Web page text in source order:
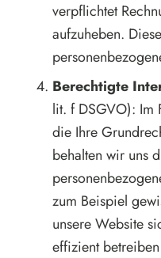
verpflichtet
aufzuheben.
Berechtigte
lit. f DSGVO): Im
die Ihre
behalten wir uns
zum Beispiel
unsere Website
effizient